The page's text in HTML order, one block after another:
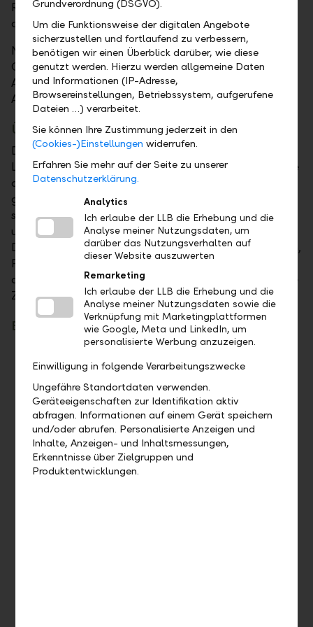
Rahmen des traditionellen Anlasses, der dieses Jahr
am 3. Dezember stattfand.
Nach der symbolischen Scheckübergabe stiessen die
Gäste auf das Erreichte an. Beim anschliessenden
Apéro riche bot sich zudem Raum für persönlichen
Austausch und neue Kontakte.
Über die Zukunftsstiftung
Die Zukunftsstiftung der Liechtensteinischen
Landesbank (LLB) ist eine gemeinnützige Stiftung, die
anlässlich des 150-jährigen Bestehens der LLB
gegründet wurde. Die Zukunftsstiftung engagiert sich
seit 2011 für ein verantwortungsvolles Miteinander
und eine nachhaltige Entwicklung in Liechtenstein.
Dabei unterstützt sie, zusätzlich zu den Vergabungen,
Projekte in den Bereichen Soziales und Umwelt, die
das Gemeinwohl fördern und positive Impulse für die
Zukunft setzen.
Berücksichtige Institutionen 2025
Caritas Liechtenstein
Eltern Kind Forum
Familienhilfen Liechtenstein e.V.
Familienzentrum «müze»
Flüchtlingshilfe Liechtenstein
Frauenhaus Liechtenstein
Grundverordnung (DSGVO).
Um die Funktionsweise der digitalen Angebote
sicherzustellen und fortlaufend zu verbessern,
benötigen wir einen Überblick darüber, wie diese
genutzt werden. Hierzu werden allgemeine Daten
und Informationen (IP-Adresse,
Browsereinstellungen, Betriebssystem, aufgerufene
Dateien …) verarbeitet.
Sie können Ihre Zustimmung jederzeit in den
(Cookies-)Einstellungen widerrufen.
Erfahren Sie mehr auf der Seite zu unserer
Datenschutzerklärung.
Analytics
Ich erlaube der LLB die Erhebung und die
Analyse meiner Nutzungsdaten, um
darüber das Nutzungsverhalten auf
dieser Website auszuwerten
Remarketing
Ich erlaube der LLB die Erhebung und die
Analyse meiner Nutzungsdaten sowie die
Verknüpfung mit Marketingplattformen
wie Google, Meta und LinkedIn, um
personalisierte Werbung anzuzeigen.
Einwilligung in folgende Verarbeitungszwecke
Ungefähre Standortdaten verwenden.
Geräteeigenschaften zur Identifikation aktiv
abfragen. Informationen auf einem Gerät speichern
und/oder abrufen. Personalisierte Anzeigen und
Inhalte, Anzeigen- und Inhaltsmessungen,
Erkenntnisse über Zielgruppen und
Produktentwicklungen.